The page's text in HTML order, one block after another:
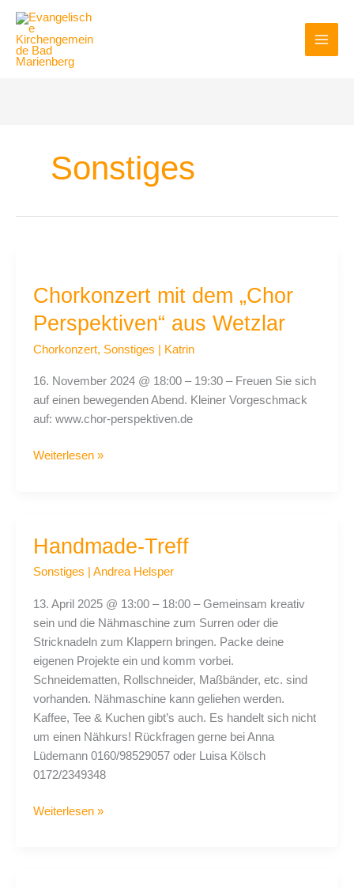
Inhalt
springen
Sonstiges
Chorkonzert mit dem „Chor
Perspektiven“ aus Wetzlar
Chorkonzert, Sonstiges Katrin
16. November 2024 @ 18:00 – 19:30 – Freuen Sie sich
auf einen bewegenden Abend. Kleiner Vorgeschmack
auf: www.chor-perspektiven.de
dem
Perspektiven“
aus
Weiterlesen »
Handmade-Treff
Sonstiges Andrea Helsper
13. April 2025 @ 13:00 – 18:00 – Gemeinsam kreativ
sein und die Nähmaschine zum Surren oder die
Stricknadeln zum Klappern bringen. Packe deine
eigenen Projekte ein und komm vorbei.
Schneidematten, Rollschneider, Maßbänder, etc. sind
vorhanden. Nähmaschine kann geliehen werden.
Kaffee, Tee & Kuchen gibt’s auch. Es handelt sich nicht
um einen Nähkurs! Rückfragen gerne bei Anna
Lüdemann 0160/98529057 oder Luisa Kölsch
0172/2349348
Handmade-
Weiterlesen »